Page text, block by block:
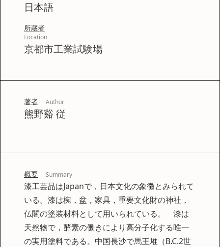
日本語
所蔵者
Location
京都市工業試験場
著者 Author
熊野谿 従
概要 Summary
漆工芸品はJapanで，日本文化の象徴とみられて
いる。漆は椀，盆，家具，重要文化財の神社，
仏閣の塗装材料として用いられている。 漆は
天然物で，酵素の働きにより高分子化する唯一
の実用塗料である。中国長沙で馬王堆（B.C.2世